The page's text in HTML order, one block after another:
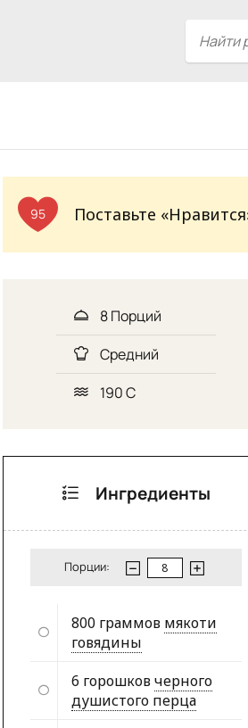
95 Поставьте
8 Порций
Средний
190 С
Ингредиенты
Порции:
800 граммов мякоти
говядины
6 горошковчерного
душистого перца